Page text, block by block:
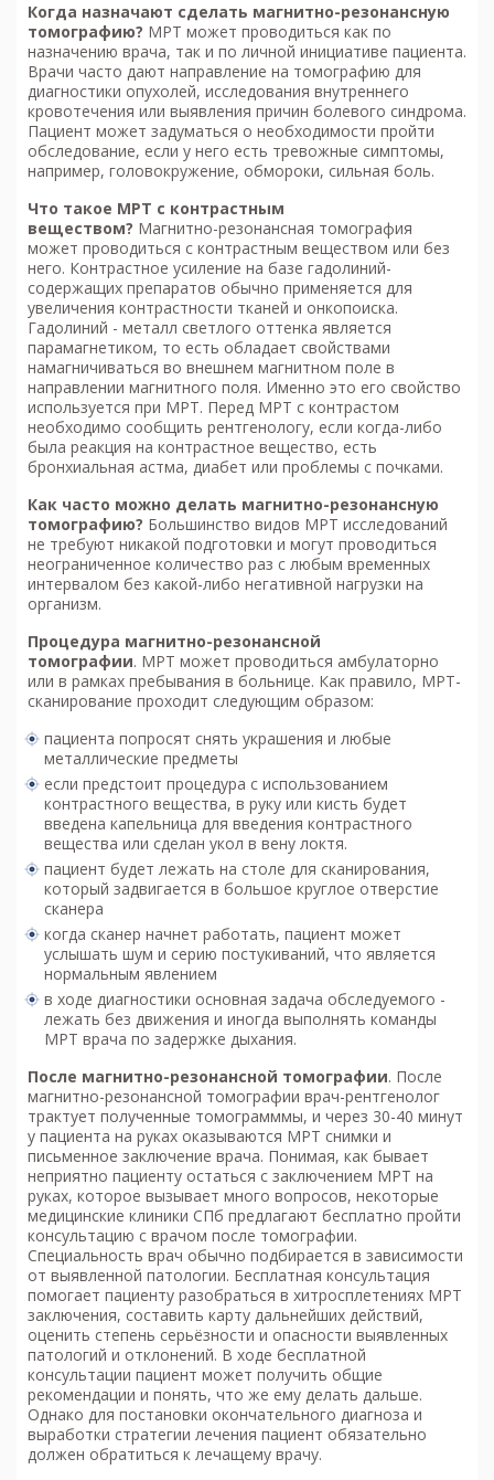
Когда назначают сделать магнитно-резонансную
томографию? МРТ может проводиться как по
назначению врача, так и по личной инициативе пациента.
Врачи часто дают направление на томографию для
диагностики опухолей, исследования внутреннего
кровотечения или выявления причин болевого синдрома.
Пациент может задуматься о необходимости пройти
обследование, если у него есть тревожные симптомы,
например, головокружение, обмороки, сильная боль.
Что такое МРТ с контрастным
веществом? Магнитно-резонансная томография
может проводиться с контрастным веществом или без
него. Контрастное усиление на базе гадолиний-
содержащих препаратов обычно применяется для
увеличения контрастности тканей и онкопоиска.
Гадолиний - металл светлого оттенка является
парамагнетиком, то есть обладает свойствами
намагничиваться во внешнем магнитном поле в
направлении магнитного поля. Именно это его свойство
используется при МРТ. Перед МРТ с контрастом
необходимо сообщить рентгенологу, если когда-либо
была реакция на контрастное вещество, есть
бронхиальная астма, диабет или проблемы с почками.
Как часто можно делать магнитно-резонансную
томографию? Большинство видов МРТ исследований
не требуют никакой подготовки и могут проводиться
неограниченное количество раз с любым временных
интервалом без какой-либо негативной нагрузки на
организм.
Процедура магнитно-резонансной
томографии. МРТ может проводиться амбулаторно
или в рамках пребывания в больнице. Как правило, МРТ-
сканирование проходит следующим образом:
пациента попросят снять украшения и любые
металлические предметы
если предстоит процедура с использованием
контрастного вещества, в руку или кисть будет
введена капельница для введения контрастного
вещества или сделан укол в вену локтя.
пациент будет лежать на столе для сканирования,
который задвигается в большое круглое отверстие
сканера
когда сканер начнет работать, пациент может
услышать шум и серию постукиваний, что является
нормальным явлением
в ходе диагностики основная задача обследуемого -
лежать без движения и иногда выполнять команды
МРТ врача по задержке дыхания.
После магнитно-резонансной томографии. После
магнитно-резонансной томографии врач-рентгенолог
трактует полученные томограмммы, и через 30-40 минут
у пациента на руках оказываются МРТ снимки и
письменное заключение врача. Понимая, как бывает
неприятно пациенту остаться с заключением МРТ на
руках, которое вызывает много вопросов, некоторые
медицинские клиники СПб предлагают бесплатно пройти
консультацию с врачом после томографии.
Специальность врач обычно подбирается в зависимости
от выявленной патологии. Бесплатная консультация
помогает пациенту разобраться в хитросплетениях МРТ
заключения, составить карту дальнейших действий,
оценить степень серьёзности и опасности выявленных
патологий и отклонений. В ходе бесплатной
консультации пациент может получить общие
рекомендации и понять, что же ему делать дальше.
Однако для постановки окончательного диагноза и
выработки стратегии лечения пациент обязательно
должен обратиться к лечащему врачу.